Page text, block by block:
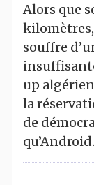
Alors que
kilomètres,
souffre
up
la
de
qu’Android.